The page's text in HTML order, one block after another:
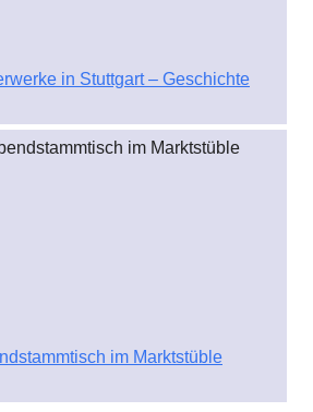
in Stuttgart – Geschichte
im Marktstüble